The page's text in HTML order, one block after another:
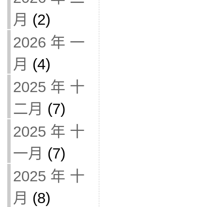
月 (2)
2026 年 一
月 (4)
2025 年 十
二月 (7)
2025 年 十
一月 (7)
2025 年 十
月 (8)